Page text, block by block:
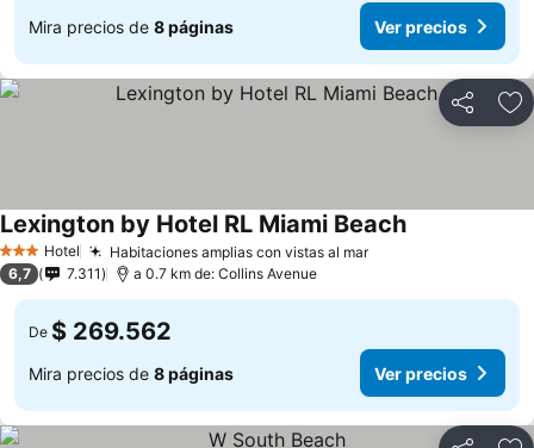
Mira precios de 8 páginas Ver precios
Compartir
3 Estrellas
Hotel Habitaciones amplias con vistas al mar
Lexington by Hotel RL Miami Beach
6,7 7.311 a 0.7 km de: Collins Avenue
De $ 269.562
Mira precios de 8 páginas Ver precios